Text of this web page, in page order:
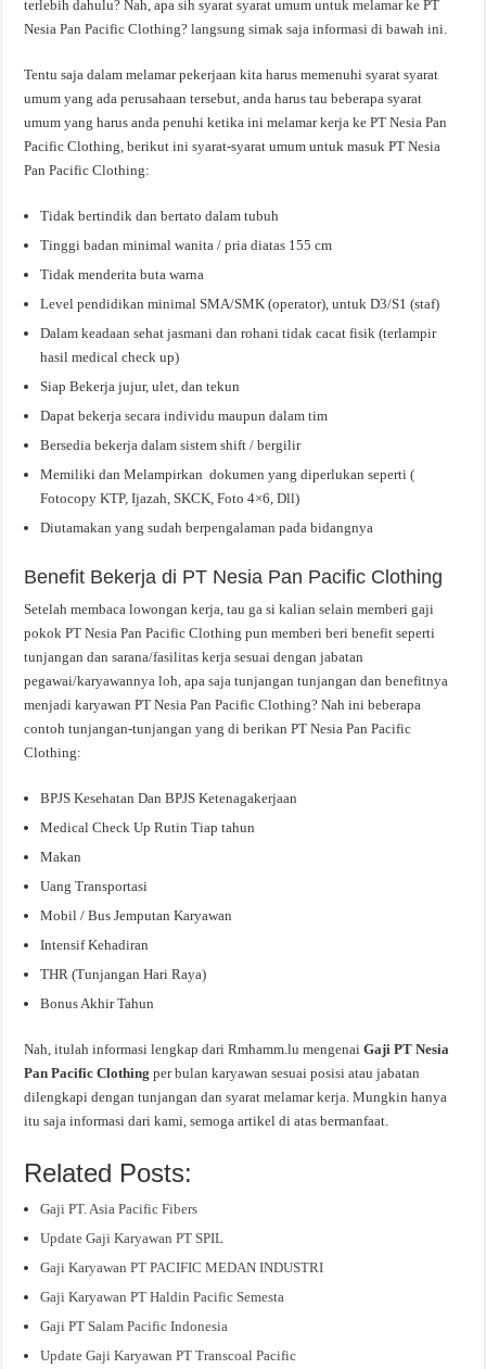
terlebih dahulu? Nah, apa sih syarat syarat umum untuk melamar ke PT
Nesia Pan Pacific Clothing? langsung simak saja informasi di bawah ini.
Tentu saja dalam melamar pekerjaan kita harus memenuhi syarat syarat
umum yang ada perusahaan tersebut, anda harus tau beberapa syarat
umum yang harus anda penuhi ketika ini melamar kerja ke PT Nesia Pan
Pacific Clothing, berikut ini syarat-syarat umum untuk masuk PT Nesia
Pan Pacific Clothing:
Tidak bertindik dan bertato dalam tubuh
Tinggi badan minimal wanita / pria diatas 155 cm
Tidak menderita buta warna
Level pendidikan minimal SMA/SMK (operator), untuk D3/S1 (staf)
Dalam keadaan sehat jasmani dan rohani tidak cacat fisik (terlampir
hasil medical check up)
Siap Bekerja jujur, ulet, dan tekun
Dapat bekerja secara individu maupun dalam tim
Bersedia bekerja dalam sistem shift / bergilir
Memiliki dan Melampirkan dokumen yang diperlukan seperti (
Fotocopy KTP, Ijazah, SKCK, Foto 4×6, Dll)
Diutamakan yang sudah berpengalaman pada bidangnya
Benefit Bekerja di PT Nesia Pan Pacific Clothing
Setelah membaca lowongan kerja, tau ga si kalian selain memberi gaji
pokok PT Nesia Pan Pacific Clothing pun memberi beri benefit seperti
tunjangan dan sarana/fasilitas kerja sesuai dengan jabatan
pegawai/karyawannya loh, apa saja tunjangan tunjangan dan benefitnya
menjadi karyawan PT Nesia Pan Pacific Clothing? Nah ini beberapa
contoh tunjangan-tunjangan yang di berikan PT Nesia Pan Pacific
Clothing:
BPJS Kesehatan Dan BPJS Ketenagakerjaan
Medical Check Up Rutin Tiap tahun
Makan
Uang Transportasi
Mobil / Bus Jemputan Karyawan
Intensif Kehadiran
THR (Tunjangan Hari Raya)
Bonus Akhir Tahun
Nah, itulah informasi lengkap dari Rmhamm.lu mengenaiGaji PT Nesia
Pan Pacific Clothingper bulan karyawan sesuai posisi atau jabatan
dilengkapi dengan tunjangan dan syarat melamar kerja. Mungkin hanya
itu saja informasi dari kami, semoga artikel di atas bermanfaat.
Related Posts:
Gaji PT. Asia Pacific Fibers
Update Gaji Karyawan PT SPIL
Gaji Karyawan PT PACIFIC MEDAN INDUSTRI
Gaji Karyawan PT Haldin Pacific Semesta
Gaji PT Salam Pacific Indonesia
Update Gaji Karyawan PT Transcoal Pacific